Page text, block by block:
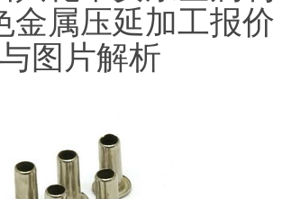
金属压延加工报价
与图片解析